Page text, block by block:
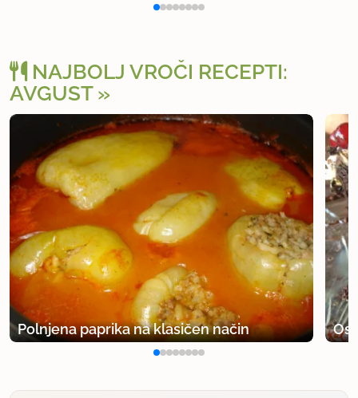
NAJBOLJ VROČI RECEPTI:
AVGUST
Polnjena paprika na klasičen način